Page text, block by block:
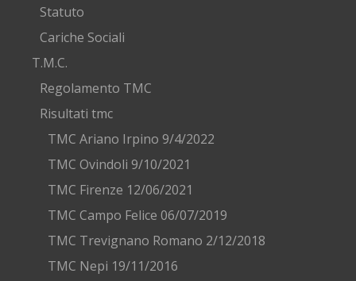
Statuto
Cariche Sociali
T.M.C.
Regolamento TMC
Risultati tmc
TMC Ariano Irpino 9/4/2022
TMC Ovindoli 9/10/2021
TMC Firenze 12/06/2021
TMC Campo Felice 06/07/2019
TMC Trevignano Romano 2/12/2018
TMC Nepi 19/11/2016